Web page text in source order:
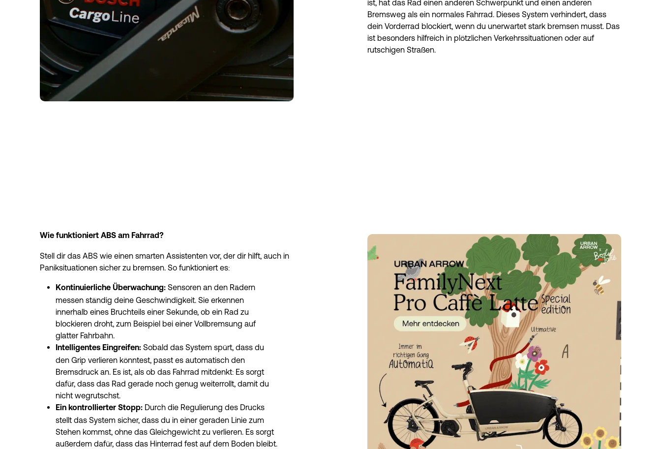
ist, hat das Rad einen anderen Schwerpunkt und einen anderen
Bremsweg als ein normales Fahrrad. Dieses System verhindert, dass
dein Vorderrad blockiert, wenn du unerwartet stark bremsen musst. Das
ist besonders hilfreich in plötzlichen Verkehrssituationen oder auf
rutschigen Straßen.
Wie funktioniert ABS am Fahrrad?
Stell dir das ABS wie einen smarten Assistenten vor, der dir hilft, auch in
Paniksituationen sicher zu bremsen. So funktioniert es:
Kontinuierliche Überwachung: Sensoren an den Rädern
messen ständig deine Geschwindigkeit. Sie erkennen
innerhalb eines Bruchteils einer Sekunde, ob ein Rad zu
blockieren droht, zum Beispiel bei einer Vollbremsung auf
glatter Fahrbahn.
Intelligentes Eingreifen: Sobald das System spürt, dass du
den Grip verlieren könntest, passt es automatisch den
Bremsdruck an. Es ist, als ob das Fahrrad mitdenkt: Es sorgt
dafür, dass das Rad gerade noch genug weiterrollt, damit du
nicht wegrutschst.
Ein kontrollierter Stopp: Durch die Regulierung des Drucks
stellt das System sicher, dass du in einer geraden Linie zum
Stehen kommst, ohne das Gleichgewicht zu verlieren. Es sorgt
außerdem dafür, dass das Hinterrad fest auf dem Boden bleibt.